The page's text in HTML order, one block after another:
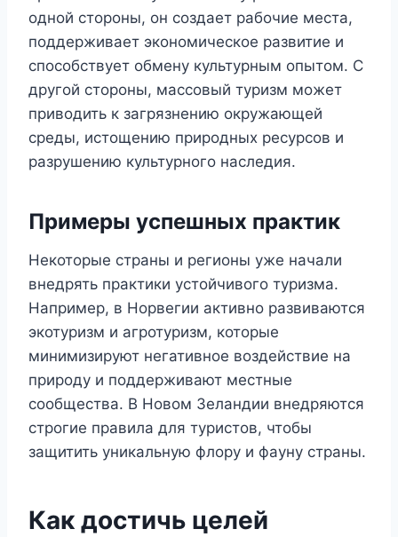
одной стороны, он создает рабочие места,
поддерживает экономическое развитие и
способствует обмену культурным опытом. С
другой стороны, массовый туризм может
приводить к загрязнению окружающей
среды, истощению природных ресурсов и
разрушению культурного наследия.
Примеры успешных практик
Некоторые страны и регионы уже начали
внедрять практики устойчивого туризма.
Например, в Норвегии активно развиваются
экотуризм и агротуризм, которые
минимизируют негативное воздействие на
природу и поддерживают местные
сообщества. В Новом Зеландии внедряются
строгие правила для туристов, чтобы
защитить уникальную флору и фауну страны.
Как достичь целей